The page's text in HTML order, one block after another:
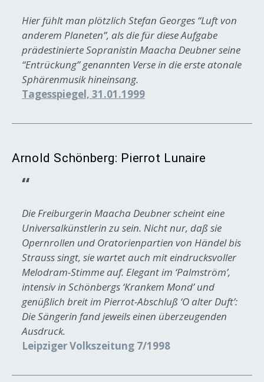
Hier fühlt man plötzlich Stefan Georges “Luft von
anderem Planeten”, als die für diese Aufgabe
prädestinierte Sopranistin Maacha Deubner seine
“Entrückung” genannten Verse in die erste atonale
Sphärenmusik hineinsang.
Tagesspiegel, 31.01.1999
Arnold Schönberg: Pierrot Lunaire
Die Freiburgerin Maacha Deubner scheint eine
Universalkünstlerin zu sein. Nicht nur, daß sie
Opernrollen und Oratorienpartien von Händel bis
Strauss singt, sie wartet auch mit eindrucksvoller
Melodram-Stimme auf. Elegant im ‘Palmström’,
intensiv in Schönbergs ‘Krankem Mond’ und
genüßlich breit im Pierrot-Abschluß ‘O alter Duft’:
Die Sängerin fand jeweils einen überzeugenden
Ausdruck.
Leipziger Volkszeitung 7/1998